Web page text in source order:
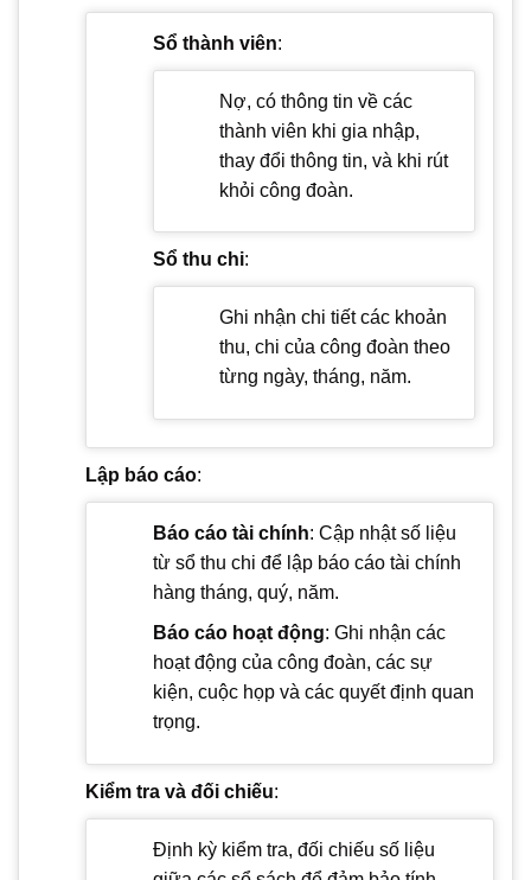
Sổ thành viên:
Nợ, có thông tin về các
thành viên khi gia nhập,
thay đổi thông tin, và khi rút
khỏi công đoàn.
Sổ thu chi:
Ghi nhận chi tiết các khoản
thu, chi của công đoàn theo
từng ngày, tháng, năm.
Lập báo cáo:
Báo cáo tài chính: Cập nhật số liệu
từ sổ thu chi để lập báo cáo tài chính
hàng tháng, quý, năm.
Báo cáo hoạt động: Ghi nhận các
hoạt động của công đoàn, các sự
kiện, cuộc họp và các quyết định quan
trọng.
Kiểm tra và đối chiếu:
Định kỳ kiểm tra, đối chiếu số liệu